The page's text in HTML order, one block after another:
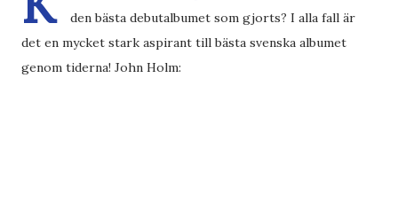
den bästa debutalbumet som gjorts? I alla fall är
det en mycket stark aspirant till bästa svenska albumet
genom tiderna! John Holm: